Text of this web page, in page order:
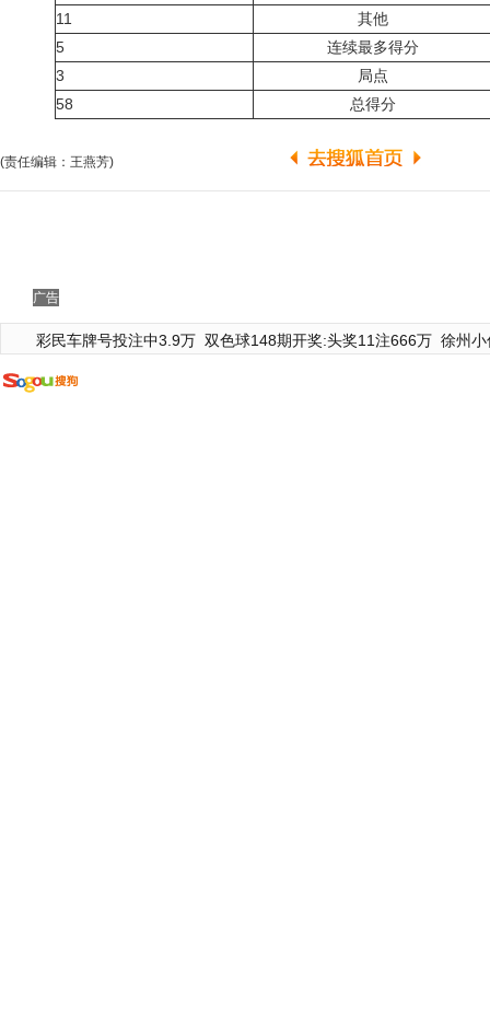
11
其他
5
连续最多得分
3
局点
58
总得分
(责任编辑：王燕芳)
广告
彩民车牌号投注中3.9万 双色球148期开奖:头奖11注666万 徐州